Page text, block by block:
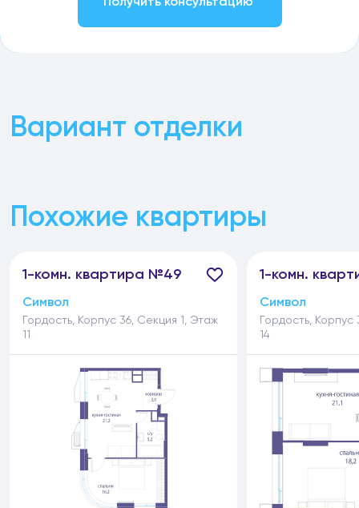
Вариант отделки
Похожие квартиры
1-комн. квартира №49
Символ
Гордость, Корпус 36, Секция 1, Этаж
11
1-комн.
Символ
Гордость,
14